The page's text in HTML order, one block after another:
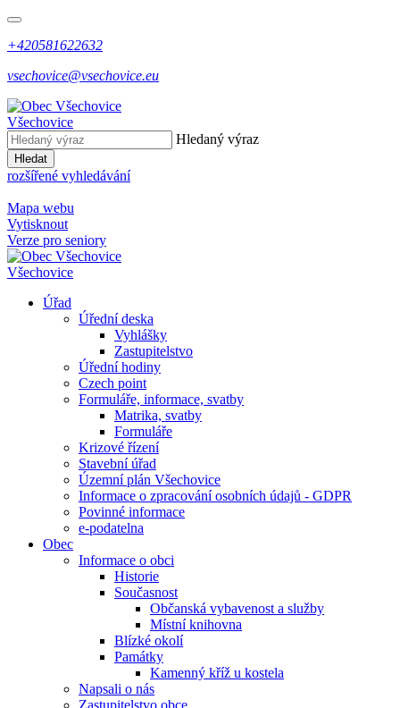
+420581622632
vsechovice@vsechovice.eu
Všechovice
Hledaný výraz
Hledat
rozšířené vyhledávání
Mapa webu
Vytisknout
Verze pro seniory
Všechovice
Úřad
Úřední deska
Vyhlášky
Zastupitelstvo
Úřední hodiny
Czech point
Formuláře, informace, svatby
Matrika, svatby
Formuláře
Krizové řízení
Stavební úřad
Územní plán Všechovice
Informace o zpracování osobních údajů - GDPR
Povinné informace
e-podatelna
Obec
Informace o obci
Historie
Současnost
Občanská vybavenost a služby
Místní knihovna
Blízké okolí
Památky
Kamenný kříž u kostela
Napsali o nás
Zastupitelstvo obce